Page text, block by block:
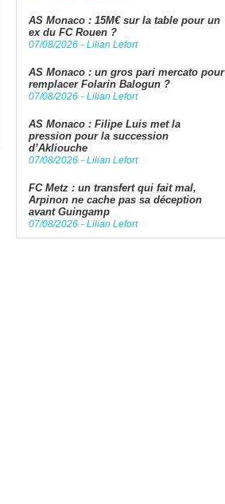
AS Monaco : 15M€ sur la table pour un
ex du FC Rouen ?
07/08/2026 - Lilian Lefort
AS Monaco : un gros pari mercato pour
remplacer Folarin Balogun ?
07/08/2026 - Lilian Lefort
AS Monaco : Filipe Luis met la
pression pour la succession
d’Akliouche
07/08/2026 - Lilian Lefort
FC Metz : un transfert qui fait mal,
Arpinon ne cache pas sa déception
avant Guingamp
07/08/2026 - Lilian Lefort